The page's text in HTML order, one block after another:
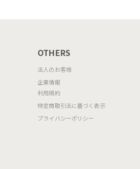
OTHERS
法人のお客様
企業情報
利用規約
特定商取引法に基づく表示
プライバシーポリシー